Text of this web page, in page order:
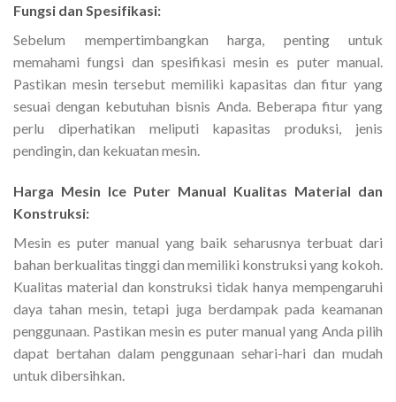
Fungsi dan Spesifikasi:
Sebelum mempertimbangkan harga, penting untuk
memahami fungsi dan spesifikasi mesin es puter manual.
Pastikan mesin tersebut memiliki kapasitas dan fitur yang
sesuai dengan kebutuhan bisnis Anda. Beberapa fitur yang
perlu diperhatikan meliputi kapasitas produksi, jenis
pendingin, dan kekuatan mesin.
Harga Mesin Ice Puter Manual Kualitas Material dan
Konstruksi:
Mesin es puter manual yang baik seharusnya terbuat dari
bahan berkualitas tinggi dan memiliki konstruksi yang kokoh.
Kualitas material dan konstruksi tidak hanya mempengaruhi
daya tahan mesin, tetapi juga berdampak pada keamanan
penggunaan. Pastikan mesin es puter manual yang Anda pilih
dapat bertahan dalam penggunaan sehari-hari dan mudah
untuk dibersihkan.